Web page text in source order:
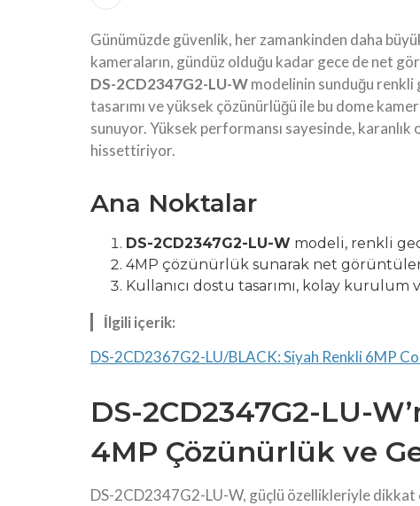
Günümüzde güvenlik, her zamankinden daha
kameraların, gündüz olduğu kadar gece de net
DS-2CD2347G2-LU-Wmodelinin sunduğu renkli
tasarımı ve yüksek çözünürlüğü ile bu dome
sunuyor. Yüksek performansı sayesinde, karanlık
hissettiriyor.
Ana Noktalar
DS-2CD2347G2-LU-W modeli, renkli
4MP çözünürlük sunarak net
Kullanıcı dostu tasarımı, kolay kurulum
İlgili içerik:
DS-2CD2367G2-LU/BLACK: Siyah Renkli 6MP
DS-2CD2347G2-LU-
4MP Çözünürlük ve
DS-2CD2347G2-LU-W, güçlü özellikleriyle dikkat